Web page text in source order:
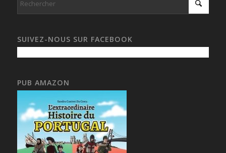
SUIVEZ-NOUS SUR FACEBOOK
PUB AMAZON